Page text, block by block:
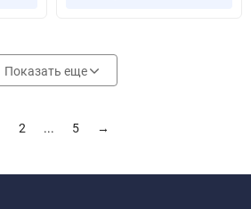
Показать еще
2 ... 5 →